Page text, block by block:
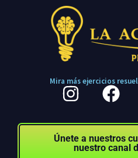
https://laacademiacol.com/
Mira más ejercicios
Únete a nuestros
nuestro canal